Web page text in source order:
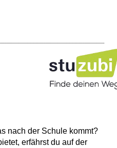
nach der Schule kommt?
erfährst du auf der